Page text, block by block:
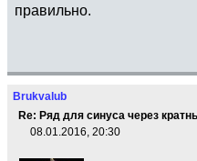
правильно.
Brukvalub
Re: Ряд для синуса через
08.01.2016, 20:30